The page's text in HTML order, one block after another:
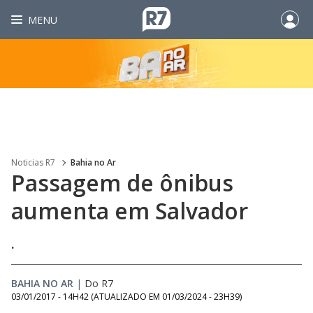
MENU
Noticias R7 Bahia no Ar
Passagem de ônibus
aumenta em Salvador
.
BAHIA NO AR | Do R7
03/01/2017 - 14H42 (ATUALIZADO EM 01/03/2024 - 23H39)